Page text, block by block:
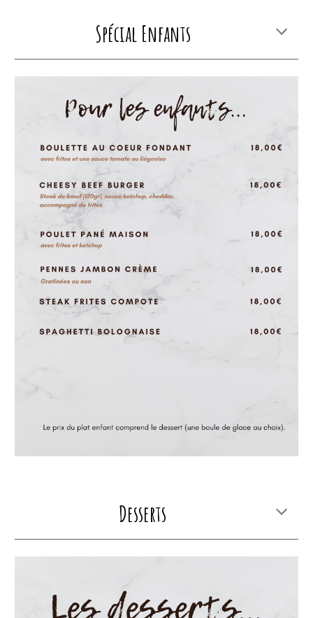
Spécial Enfants
Desserts